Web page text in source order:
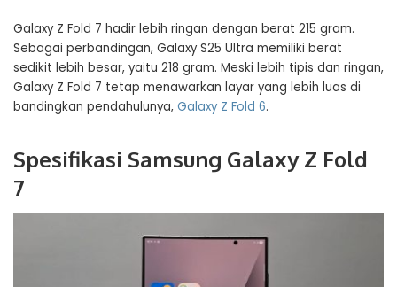
Galaxy Z Fold 7 hadir lebih ringan dengan berat 215 gram.
Sebagai perbandingan, Galaxy S25 Ultra memiliki berat
sedikit lebih besar, yaitu 218 gram. Meski lebih tipis dan ringan,
Galaxy Z Fold 7 tetap menawarkan layar yang lebih luas di
bandingkan pendahulunya, Galaxy Z Fold 6.
Spesifikasi Samsung Galaxy Z Fold
7